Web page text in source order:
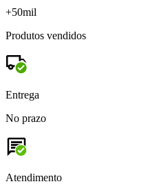
+50mil
Produtos vendidos
Entrega
No prazo
Atendimento